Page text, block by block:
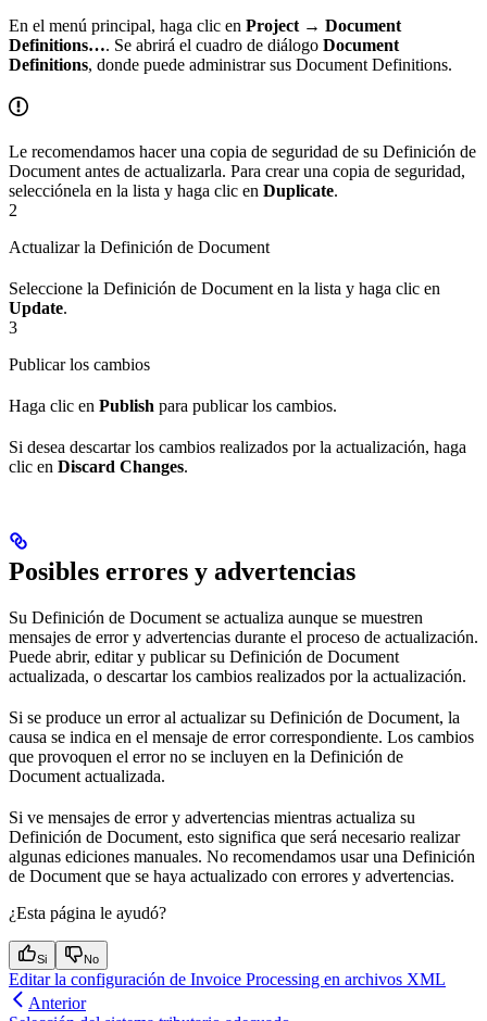
En el menú principal, haga clic en Project → Document
Definitions…. Se abrirá el cuadro de diálogo Document
Definitions, donde puede administrar sus Document Definitions.
Le recomendamos hacer una copia de seguridad de su Definición de
Document antes de actualizarla. Para crear una copia de seguridad,
selecciónela en la lista y haga clic en Duplicate.
2
Actualizar la Definición de Document
Seleccione la Definición de Document en la lista y haga clic en
Update.
3
Publicar los cambios
Haga clic en Publish para publicar los cambios.
Si desea descartar los cambios realizados por la actualización, haga
clic en Discard Changes.
Posibles errores y advertencias
Su Definición de Document se actualiza aunque se muestren
mensajes de error y advertencias durante el proceso de actualización.
Puede abrir, editar y publicar su Definición de Document
actualizada, o descartar los cambios realizados por la actualización.
Si se produce un error al actualizar su Definición de Document, la
causa se indica en el mensaje de error correspondiente. Los cambios
que provoquen el error no se incluyen en la Definición de
Document actualizada.
Si ve mensajes de error y advertencias mientras actualiza su
Definición de Document, esto significa que será necesario realizar
algunas ediciones manuales. No recomendamos usar una Definición
de Document que se haya actualizado con errores y advertencias.
¿Esta página le ayudó?
Si No
Editar la configuración de Invoice Processing en archivos XML
Anterior